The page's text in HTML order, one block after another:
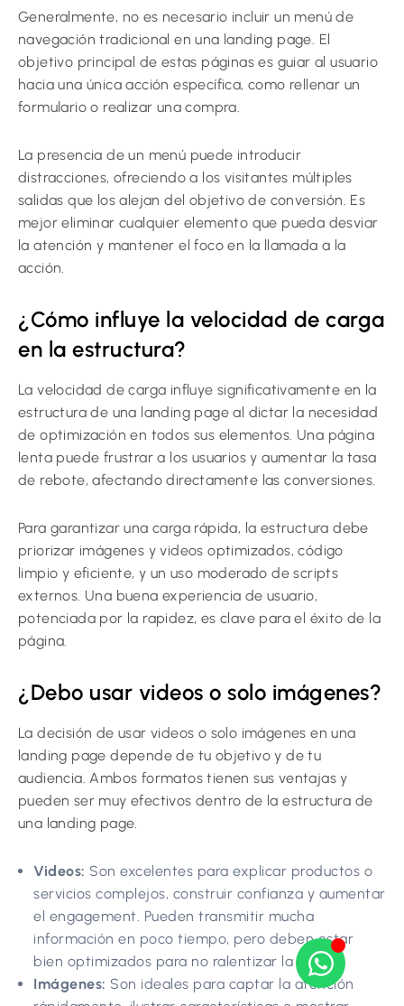
Generalmente, no es necesario incluir un menú de
navegación tradicional en una landing page. El
objetivo principal de estas páginas es guiar al usuario
hacia una única acción específica, como rellenar un
formulario o realizar una compra.
La presencia de un menú puede introducir
distracciones, ofreciendo a los visitantes múltiples
salidas que los alejan del objetivo de conversión. Es
mejor eliminar cualquier elemento que pueda desviar
la atención y mantener el foco en la llamada a la
acción.
¿Cómo influye la velocidad de carga
en la estructura?
La velocidad de carga influye significativamente en la
estructura de una landing page al dictar la necesidad
de optimización en todos sus elementos. Una página
lenta puede frustrar a los usuarios y aumentar la tasa
de rebote, afectando directamente las conversiones.
Para garantizar una carga rápida, la estructura debe
priorizar imágenes y videos optimizados, código
limpio y eficiente, y un uso moderado de scripts
externos. Una buena experiencia de usuario,
potenciada por la rapidez, es clave para el éxito de la
página.
¿Debo usar videos o solo imágenes?
La decisión de usar videos o solo imágenes en una
landing page depende de tu objetivo y de tu
audiencia. Ambos formatos tienen sus ventajas y
pueden ser muy efectivos dentro de la estructura de
una landing page.
Videos: Son excelentes para explicar productos o
servicios complejos, construir confianza y aumentar
el engagement. Pueden transmitir mucha
información en poco tiempo, pero deben estar
bien optimizados para no ralentizar la carga.
Imágenes: Son ideales para captar la atención